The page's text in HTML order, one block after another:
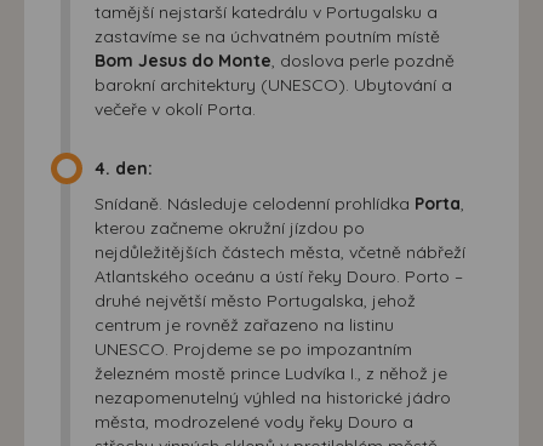
tamější nejstarší katedrálu v Portugalsku a
zastavíme se na úchvatném poutním místě
Bom Jesus do Monte , doslova perle pozdně
barokní architektury (UNESCO). Ubytování a
večeře v okolí Porta.
4. den:
Snídaně. Následuje celodenní prohlídka Porta
kterou začneme okružní jízdou po
nejdůležitějších částech města, včetně nábřeží
Atlantského oceánu a ústí řeky Douro. Porto –
druhé největší město Portugalska, jehož
centrum je rovněž zařazeno na listinu
UNESCO. Projdeme se po impozantním
železném mostě prince Ludvíka I., z něhož je
nezapomenutelný výhled na historické jádro
města, modrozelené vody řeky Douro a